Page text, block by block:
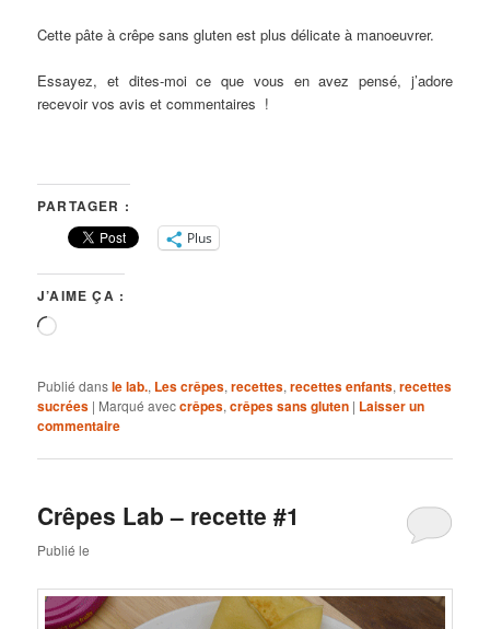
Cette pâte à crêpe sans gluten est plus délicate à manoeuvrer.
Essayez, et dites-moi ce que vous en avez pensé, j’adore
recevoir vos avis et commentaires !
PARTAGER :
Plus
J’AIME ÇA :
Chargement…
Publié dansle lab., Les crêpes,recettes,recettes enfants,recettes
sucrées | Marqué aveccrêpes,crêpes sans gluten | Laisser un
commentaire
Crêpes Lab – recette #1
Publié le